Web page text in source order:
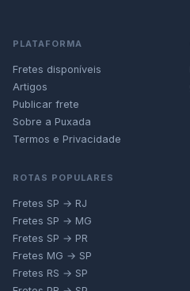
PLATAFORMA
Fretes disponíveis
Artigos
Publicar frete
Sobre a Puxada
Termos e Privacidade
ROTAS POPULARES
Fretes SP → RJ
Fretes SP → MG
Fretes SP → PR
Fretes MG → SP
Fretes RS → SP